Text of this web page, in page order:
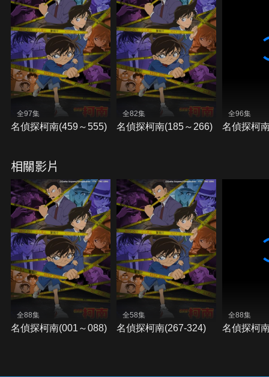
全97集
名偵探柯南(459～555)
全82集
名偵探柯南(185～266)
全96集
名偵探柯
相關影片
全88集
名偵探柯南(001～088)
全58集
名偵探柯南(267-324)
全88集
名偵探柯